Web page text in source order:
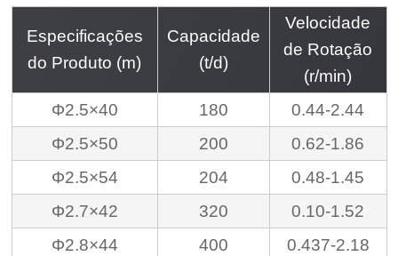
Especificações
do Produto (m)
Capacidade
(t/d)
Velocidade
de Rotação
(r/min)
Φ2.5×40
180
0.44-2.44
Φ2.5×50
200
0.62-1.86
Φ2.5×54
204
0.48-1.45
Φ2.7×42
320
0.10-1.52
Φ2.8×44
400
0.437-2.18